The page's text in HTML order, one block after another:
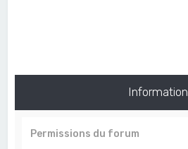
Information
Permissions du forum